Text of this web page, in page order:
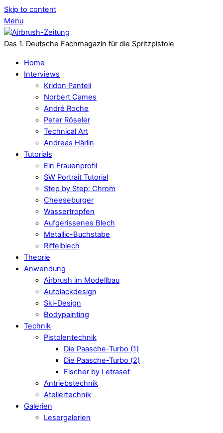
Skip to content
Menu
Das 1. Deutsche Fachmagazin für die Spritzpistole
Home
Interviews
Kridon Panteli
Norbert Cames
André Roche
Peter Röseler
Technical Art
Andreas Härlin
Tutorials
Ein Frauenprofil
SW Portrait Tutorial
Step by Step: Chrom
Cheeseburger
Wassertropfen
Aufgerissenes Blech
Metallic-Buchstabe
Riffelblech
Theorie
Anwendung
Airbrush im Modellbau
Autolackdesign
Ski-Design
Bodypainting
Technik
Pistolentechnik
Die Paasche-Turbo (1)
Die Paasche-Turbo (2)
Fischer by Letraset
Antriebstechnik
Ateliertechnik
Galerien
Lesergalerien